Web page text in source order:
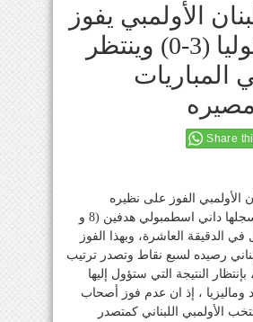
الأولمبي يفوز
على منغوليا (3-0) وينتظر
المباريات
Share
الأولمبي الفوز على نظيره
المنغولي (3-0) سجلها داني اسطمبولي هدفين (8 و
في الدقيقة العاشرة، وبهذا الفوز
رصيده لسبع نقاط وتصدر ترتيب
النتيجة التي ستؤول إليها
وماليزيا ، إذ ان عدم فوز أصحاب
الأولمبي اللبناني كمتصدر